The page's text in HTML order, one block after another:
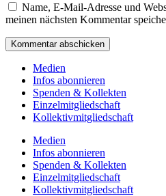
Name, E-Mail-Adresse und
meinen nächsten Kommentar
Medien
Infos abonnieren
Spenden & Kollekten
Einzelmitgliedschaft
Kollektivmitgliedschaft
Medien
Infos abonnieren
Spenden & Kollekten
Einzelmitgliedschaft
Kollektivmitgliedschaft